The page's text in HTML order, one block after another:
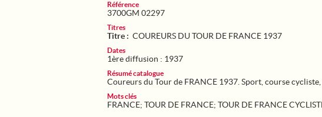
Référence
3700GM 02297
Titres
Titre : COUREURS DU TOUR DE FRANCE 1937
Dates
1ère diffusion : 1937
Résumé catalogue
Coureurs du Tour de FRANCE 1937. Sport, course cycliste,
Mots clés
FRANCE; TOUR DE FRANCE; TOUR DE FRANCE